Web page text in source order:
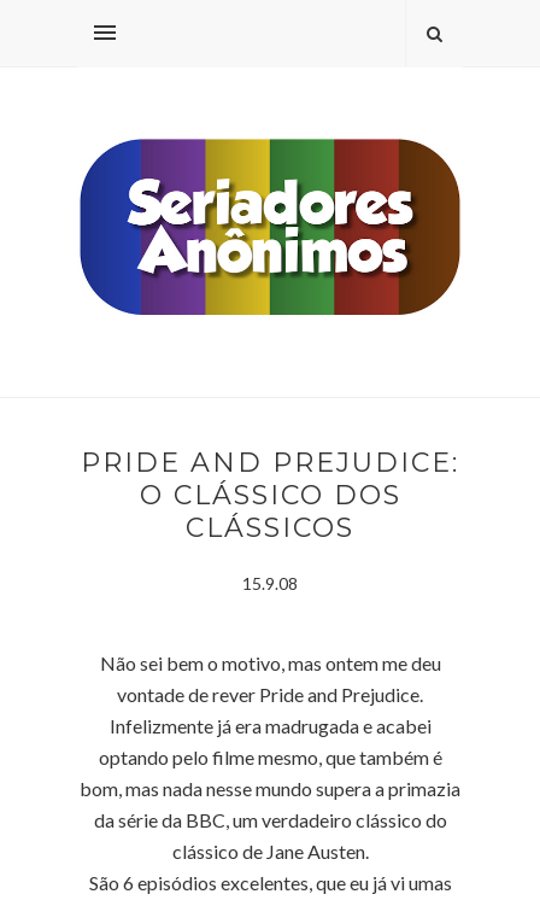
PRIDE AND PREJUDICE:
O CLÁSSICO DOS
CLÁSSICOS
15.9.08
Não sei bem o motivo, mas ontem me deu
vontade de rever Pride and Prejudice.
Infelizmente já era madrugada e acabei
optando pelo filme mesmo, que também é
bom, mas nada nesse mundo supera a primazia
da série da BBC, um verdadeiro clássico do
clássico de Jane Austen.
São 6 episódios excelentes, que eu já vi umas